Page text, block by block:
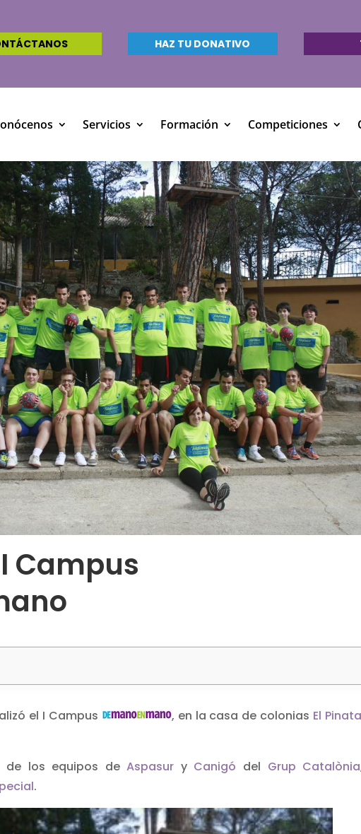
HAZ TU DONATIVO
Servicios Formación Competiciones
Campus
el I Campus , en la casa de colonias El
de los equipos deAspasur y Canigó del Grup Catalònia
.